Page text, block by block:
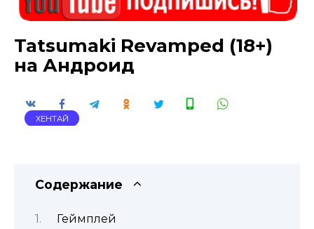
Tatsumaki Revamped (18+)
на Андроид
ХЕНТАЙ
Содержание
Геймплей